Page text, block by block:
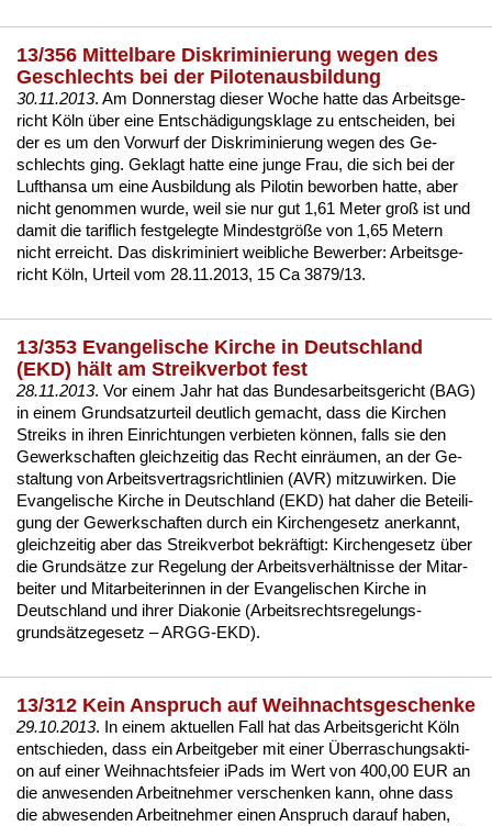
13/356 Mittelbare Diskriminierung wegen des
Geschlechts bei der Pilotenausbildung
30.11.2013. Am Don­ners­tag die­ser Wo­che hat­te das Ar­beits­ge­
richt Köln über ei­ne Entschädi­gungs­kla­ge zu ent­schei­den, bei
der es um den Vor­wurf der Dis­kri­mi­nie­rung we­gen des Ge­
schlechts ging. Ge­klagt hat­te ei­ne jun­ge Frau, die sich bei der
Luft­han­sa um ei­ne Aus­bil­dung als Pi­lo­tin be­wor­ben hat­te, aber
nicht ge­nom­men wur­de, weil sie nur gut 1,61 Me­ter groß ist und
da­mit die ta­rif­lich fest­ge­leg­te Min­dest­größe von 1,65 Me­tern
nicht er­reicht. Das dis­kri­mi­niert weib­li­che Be­wer­ber: Ar­beits­ge­
richt Köln, Ur­teil vom 28.11.2013, 15 Ca 3879/13.
13/353 Evangelische Kirche in Deutschland
(EKD) hält am Streikverbot fest
28.11.2013. Vor ei­nem Jahr hat das Bun­des­ar­beits­ge­richt (BAG)
in ei­nem Grund­satz­ur­teil deut­lich ge­macht, dass die Kir­chen
Streiks in ih­ren Ein­rich­tun­gen ver­bie­ten können, falls sie den
Ge­werk­schaf­ten gleich­zei­tig das Recht einräum­en, an der Ge­
stal­tung vonAr­beits­ver­trags­richt­li­ni­en (AVR) mit­zu­wir­ken. Die
Evan­ge­li­sche Kir­che in Deutsch­land (EKD) hat da­her die Be­tei­li­
gung der Ge­werk­schaf­ten durch ein Kir­chen­ge­setz an­er­kannt,
gleich­zei­tig aber das Streik­ver­bot be­kräftigt: Kir­chen­ge­setz über
die Grundsätze zur Re­ge­lung der Ar­beits­verhält­nis­se der Mit­ar­
bei­ter und Mit­ar­bei­te­rin­nen in der Evan­ge­li­schen Kir­che in
Deutsch­land und ih­rer Dia­ko­nie (Ar­beits­rechts­re­ge­lungs­
grundsätze­ge­setz – ARGG-EKD).
13/312 Kein Anspruch auf Weihnachtsgeschenke
29.10.2013. In ei­nem ak­tu­el­len Fall hat das Ar­beits­ge­richt Köln
ent­schie­den, dass ein Ar­beit­ge­ber mit ei­ner Über­ra­schungs­ak­ti­
on auf ei­ner Weih­nachts­fei­er iPads im Wert von 400,00 EUR an
die an­we­sen­den Ar­beit­neh­mer ver­schen­ken kann, oh­ne dass
die ab­we­sen­den Ar­beit­neh­mer ei­nen An­spruch dar­auf ha­ben,